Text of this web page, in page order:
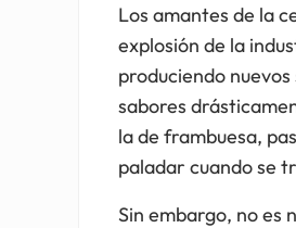
Los amantes de la
explosión de la
produciendo
sabores
la de frambuesa,
paladar cuando se
Sin embargo, no es